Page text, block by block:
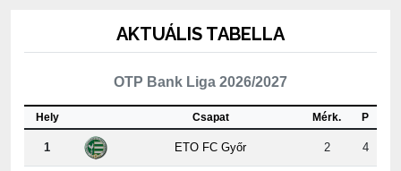
OTP Bank Liga 2026/2027
Csapat
1 ETO FC Győr 2 4
2 MTK Budapest 2 4